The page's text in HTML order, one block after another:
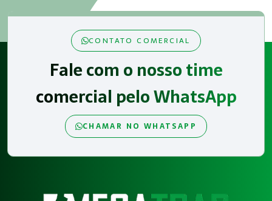
CONTATO COMERCIAL
Fale com o nosso time
comercial pelo WhatsApp
CHAMAR NO WHATSAPP